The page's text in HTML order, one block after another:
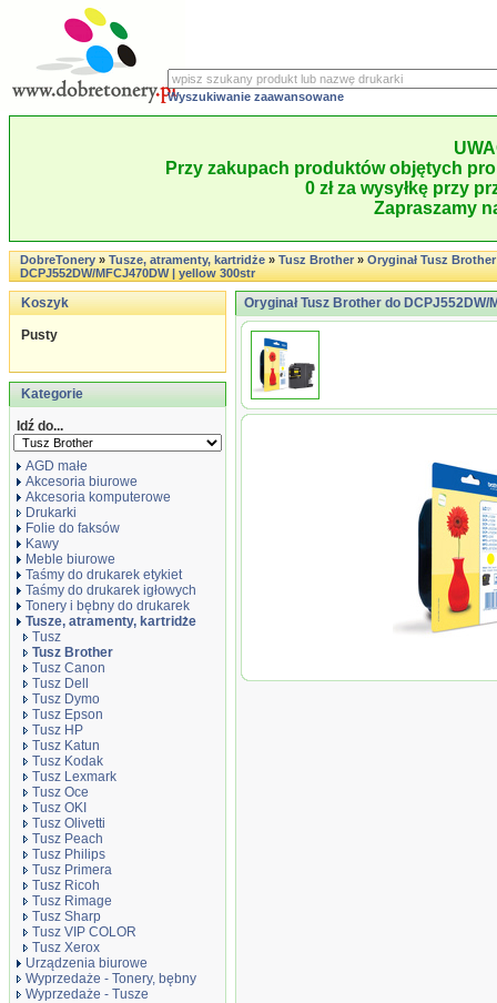
Wyszukiwanie zaawansowane
Przy zakupach produktów objętych
0 zł za wysyłkę przy
Zapraszamy
DobreTonery»Tusze, atramenty, kartridże»Tusz Brother»Oryginał Tusz
DCPJ552DW/MFCJ470DW | yellow 300str
Koszyk
Pusty
Kategorie
Idź do...
AGD małe
Akcesoria biurowe
Akcesoria komputerowe
Drukarki
Folie do faksów
Kawy
Meble biurowe
Taśmy do drukarek etykiet
Taśmy do drukarek igłowych
Tonery i bębny do drukarek
Tusze, atramenty, kartridże
Tusz
Tusz Brother
Tusz Canon
Tusz Dell
Tusz Dymo
Tusz Epson
Tusz HP
Tusz Katun
Tusz Kodak
Tusz Lexmark
Tusz Oce
Tusz OKI
Tusz Olivetti
Tusz Peach
Tusz Philips
Tusz Primera
Tusz Ricoh
Tusz Rimage
Tusz Sharp
Tusz VIP COLOR
Tusz Xerox
Urządzenia biurowe
Wyprzedaże - Tonery, bębny
Wyprzedaże - Tusze
Oryginał Tusz Brother do
DCPJ552DW/